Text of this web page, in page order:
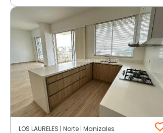
LOS LAURELES | Norte | Manizales